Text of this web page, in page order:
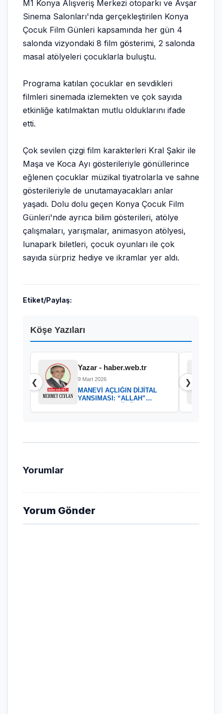
M1 Konya Alışveriş Merkezi otoparkı ve Avşar
Sinema Salonları'nda gerçekleştirilen Konya
Çocuk Film Günleri kapsamında her gün 4
salonda vizyondaki 8 film gösterimi, 2 salonda
masal atölyeleri çocuklarla buluştu.
Programa katılan çocuklar en sevdikleri
filmleri sinemada izlemekten ve çok sayıda
etkinliğe katılmaktan mutlu olduklarını ifade
etti.
Çok sevilen çizgi film karakterleri Kral Şakir ile
Maşa ve Koca Ayı gösterileriyle gönüllerince
eğlenen çocuklar müzikal tiyatrolarla ve sahne
gösterileriyle de unutamayacakları anlar
yaşadı. Dolu dolu geçen Konya Çocuk Film
Günleri'nde ayrıca bilim gösterileri, atölye
çalışmaları, yarışmalar, animasyon atölyesi,
lunapark biletleri, çocuk oyunları ile çok
sayıda sürpriz hediye ve ikramlar yer aldı.
Etiket/Paylaş:
Köşe Yazıları
❮
Yazar - haber.web.tr
9 Mart 2026
MANEVİ AÇLIĞIN DİJİTAL
YANSIMASI: “ALLAH”
❯
Yorumlar
Yorum Gönder